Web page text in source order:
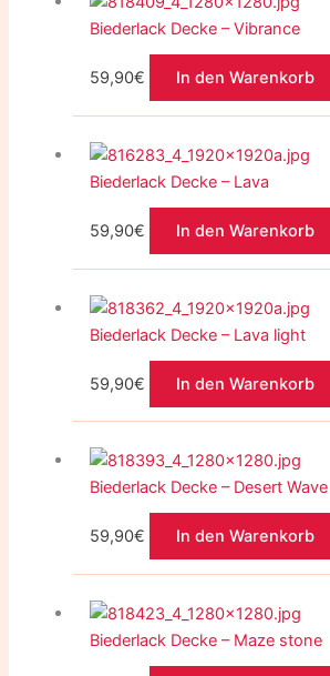
Biederlack Decke – Vibrance
59,90€ In den Warenkorb
Biederlack Decke – Lava
59,90€ In den Warenkorb
Biederlack Decke – Lava light
59,90€ In den Warenkorb
Biederlack Decke – Desert Wave
59,90€ In den Warenkorb
Biederlack Decke – Maze stone